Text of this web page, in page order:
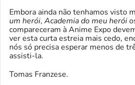
Embora ainda não tenhamos visto
um herói, Academia do meu herói
compareceram à Anime Expo
ver esta curta estreia mais cedo,
nós só precisa esperar menos de
assisti-la.
Tomas Franzese.